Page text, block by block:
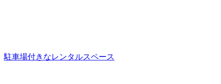
駐車場付きなレンタルスペース